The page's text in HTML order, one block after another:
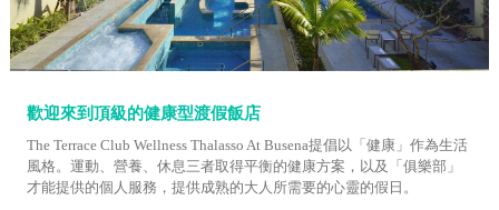
歡迎來到頂級的健康型渡假飯店
The Terrace Club Wellness Thalasso At Busena提倡以「健康」作為生活
風格。運動、營養、休息三者取得平衡的健康方案，以及「俱樂部」
才能提供的個人服務，提供成熟的大人所需要的心靈的假日。